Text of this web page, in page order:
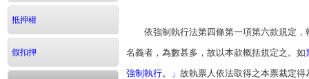
抵押權
假扣押
依強制執行法第四條第一項第六款規定，
名義者，為數甚多，故以本款概括規定之。如
強制執行。」 故執票人依法取得之本票裁定